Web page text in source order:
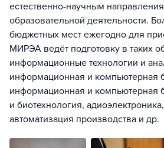
естественно-научным
образовательной деятельности.
бюджетных мест ежегодно для
МИРЭА ведёт подготовку в таких
информационные технологии и
информационная и компьютерная
информационная и компьютерная
и биотехнология,
автоматизация производства и др.